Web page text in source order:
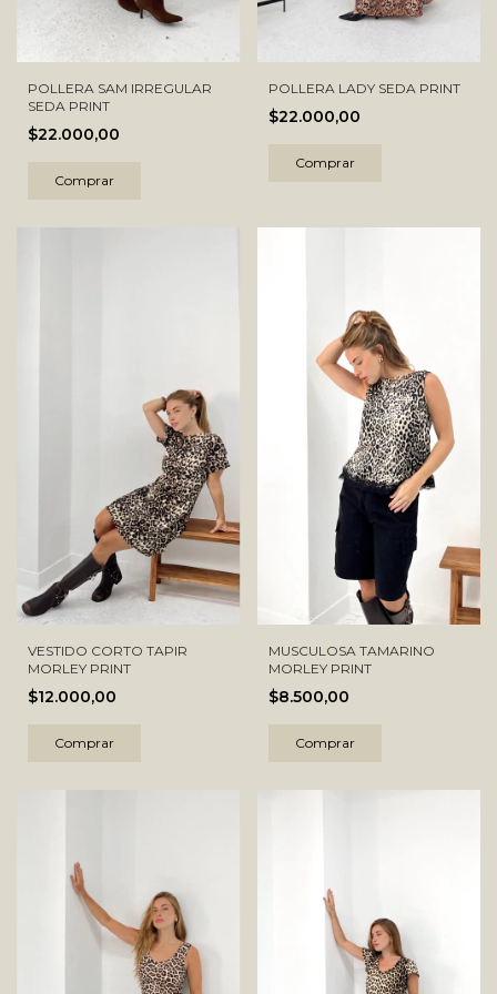
POLLERA SAM IRREGULAR
SEDA PRINT
$22.000,00
Comprar
POLLERA LADY SEDA PRINT
$22.000,00
Comprar
VESTIDO CORTO TAPIR
MORLEY PRINT
$12.000,00
Comprar
MUSCULOSA TAMARINO
MORLEY PRINT
$8.500,00
Comprar